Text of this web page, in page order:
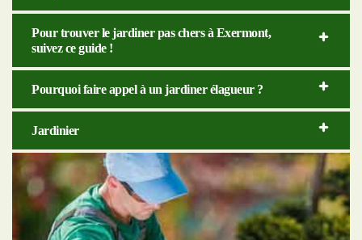
Pour trouver le jardiner pas chers à Exermont,
suivez ce guide !
Pourquoi faire appel à un jardiner élagueur ?
Jardinier